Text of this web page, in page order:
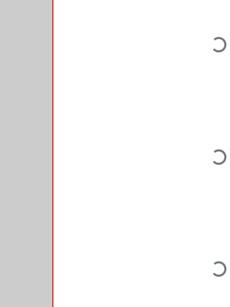
Loading...
Loading...
Loading...